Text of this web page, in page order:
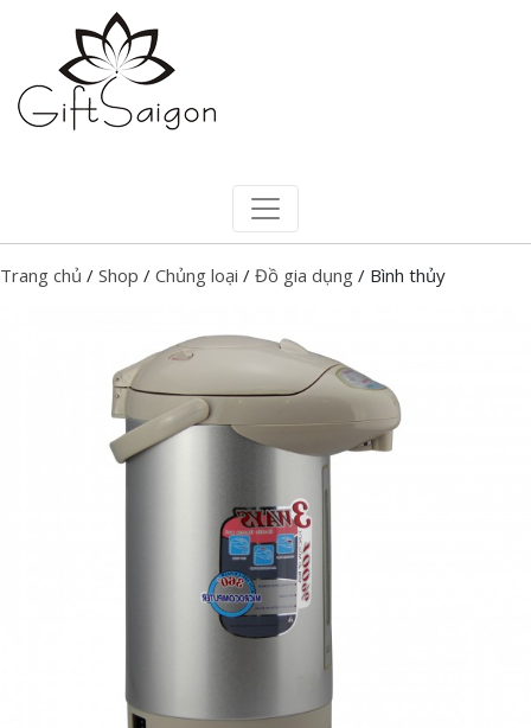
Trang chủ / Shop / Chủng loại / Đồ gia dụng / Bình thủy